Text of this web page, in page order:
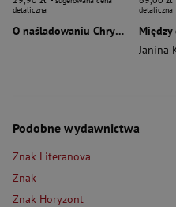
detaliczna
O naśladowaniu Chrystusa wyd. 2026
detaliczna
Podobne wydawnictwa
Znak Literanova
Znak
Znak Horyzont